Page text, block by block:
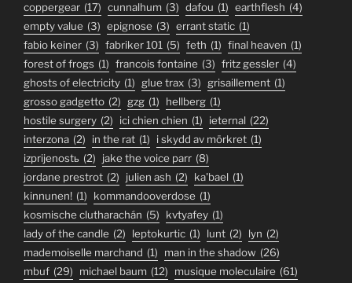
coppergear (17) cunnalhum (3) dafou (1) earthflesh (4)
empty value (3) epignose (3) errant static (1)
fabio keiner (3) fabriker 101 (5) feth (1) final heaven (1)
forest of frogs (1) francois fontaine (3) fritz gessler (4)
ghosts of electricity (1) glue trax (3) grisaillement (1)
grosso gadgetto (2) gzg (1) hellberg (1)
hostile surgery (2) ici chien chien (1) ieternal (22)
interzona (2) in the rat (1) i skydd av mörkret (1)
izprijenostь (2) jake the voice parr (8)
jordane prestrot (2) julien ash (2) ka'bael (1)
kinnunen! (1) kommandooverdose (1)
kosmische clutharachán (5) kvtyafey (1)
lady of the candle (2) leptokurtic (1) lunt (2) lyn (2)
mademoiselle marchand (1) man in the shadow (26)
mbuf (29) michael baum (12) musique moleculaire (61)